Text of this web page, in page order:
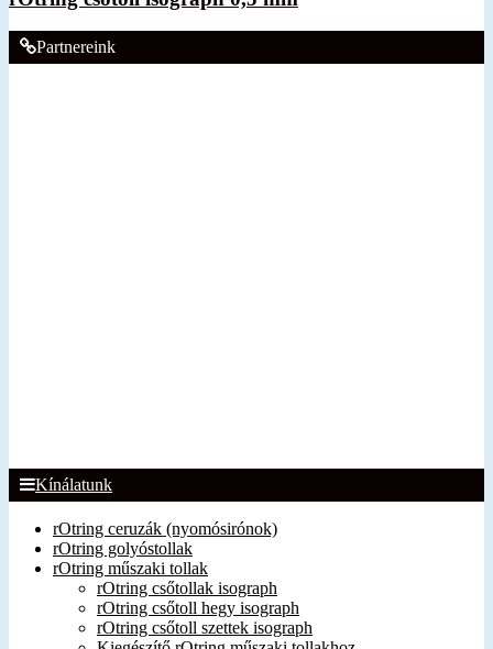
Partnereink
Kínálatunk
rOtring ceruzák (nyomósirónok)
rOtring golyóstollak
rOtring műszaki tollak
rOtring csőtollak isograph
rOtring csőtoll hegy isograph
rOtring csőtoll szettek isograph